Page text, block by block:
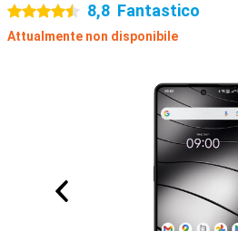
4.5 stelle 8,8 Fantastico
Attualmente non disponibile